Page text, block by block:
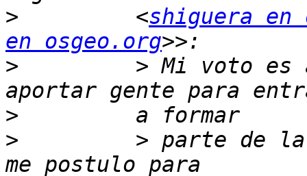
>
         <
shiguera en
en osgeo.org
>
> Mi voto es
>
>
> parte de